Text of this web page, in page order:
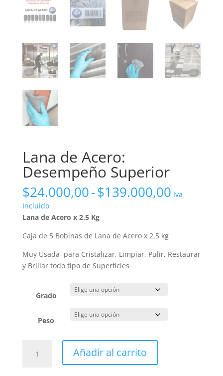
Lana de Acero:
Desempeño Superior
$24.000,00-$139.000,00Rango
de
hasta
Iva
Incluido
Lana de Acero x 2.5 Kg
Caja de 5 Bobinas de Lana de Acero x 2.5 kg
Muy Usada para Cristalizar, Limpiar, Pulir, Restaurar
y Brillar todo tipo de Superficies
Grado
Peso
Añadir al carrito